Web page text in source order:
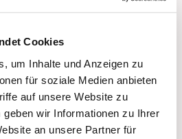
Cookies
um Inhalte und Anzeigen zu
für soziale Medien anbieten
auf unsere Website zu
wir Informationen zu Ihrer
an unsere Partner für